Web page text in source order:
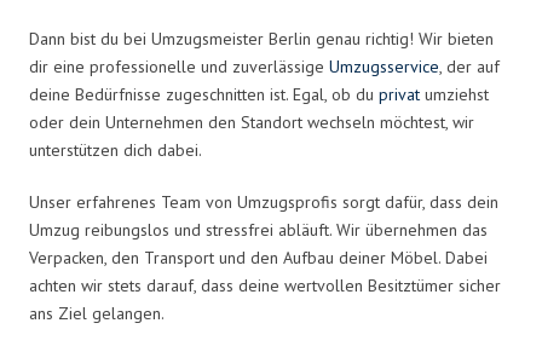
Dann bist du bei Umzugsmeister Berlin genau richtig! Wir bieten
dir eine professionelle und zuverlässige Umzugsservice, der auf
deine Bedürfnisse zugeschnitten ist. Egal, ob du privat umziehst
oder dein Unternehmen den Standort wechseln möchtest, wir
unterstützen dich dabei.
Unser erfahrenes Team von Umzugsprofis sorgt dafür, dass dein
Umzug reibungslos und stressfrei abläuft. Wir übernehmen das
Verpacken, den Transport und den Aufbau deiner Möbel. Dabei
achten wir stets darauf, dass deine wertvollen Besitztümer sicher
ans Ziel gelangen.